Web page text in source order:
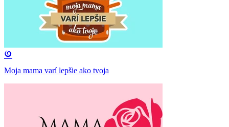
Moja mama varí lepšie ako tvoja